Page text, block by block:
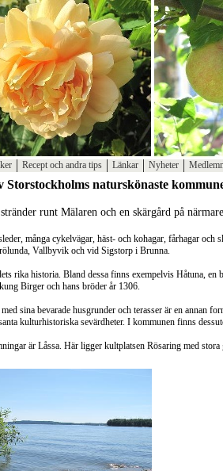
Recept och andra tips Länkar Nyheter
naturskönaste
runt Mälaren och en skärgård på
många cykelvägar, häst- och kohagar, fårhagar
Vallbyvik och vid Sigstorp i Brunna.
rika historia. Bland dessa finns exempelvis Håtuna,
Birger och hans bröder år 1306.
sina bevarade husgrunder och terasser är en annan
kulturhistoriska sevärdheter. I kommunen finns
är Låssa. Här ligger kultplatsen Rösaring med